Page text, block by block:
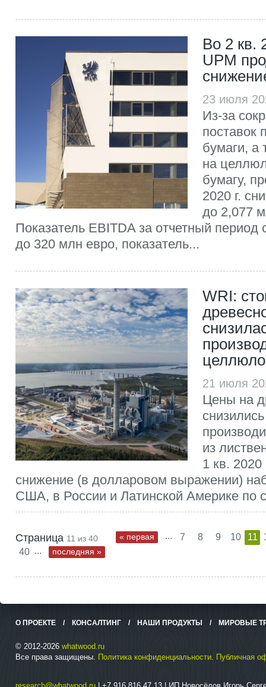
Во 2 кв.
UPM
23 июля
Из-за
поставок
бумаги, а
на
бумагу,
2020 г.
до 2,077
Показатель EBITDA за отчетный период
до 320 млн евро, показатель...
WRI:
21 июля
Цены на
из
1 кв.
снижение (в долларовом выражении)
США, в России и Латинской Америке по
Страница 11 из 40 « первая ... 7 8 9 10 11
40 ... последняя »
О ПРОЕКТЕ / КОНСАЛТИНГ / НАШИ ПРОДУКТЫ / МИРОВЫЕ
© 2012-2026 whatwood.ru
Все права защищены. Политика конфиденциальности. Публичная